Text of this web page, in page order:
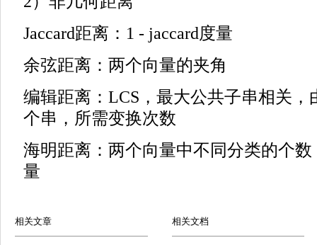
Jaccard距离：1 - jaccard度量
余弦距离：两个向量的夹角
编辑距离：LCS，最大公共子串相关，
个串，所需变换次数
海明距离：两个向量中不同分类的个
量
相关文章 相关文档